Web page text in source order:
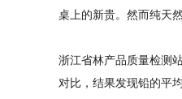
桌上的新贵。然而纯天
浙江省林产品质量检测
对比，结果发现铅的平